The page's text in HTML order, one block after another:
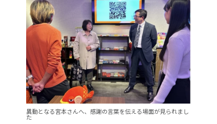
異動となる宮本さんへ、感謝の言葉を伝える場面が見られまし
た